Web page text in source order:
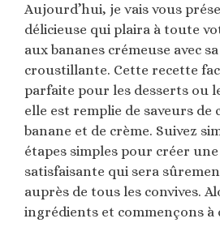
Aujourd’hui, je vais vous
délicieuse qui plaira à toute
aux bananes crémeuse avec
croustillante. Cette recette
parfaite pour les desserts ou
elle est remplie de saveurs de
banane et de crème. Suivez
étapes simples pour créer
satisfaisante qui sera
auprès de tous les convives.
ingrédients et commençons à